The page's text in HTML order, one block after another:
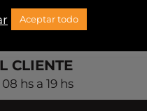
CLIENTE
hs a 19 hs
Aceptar todo